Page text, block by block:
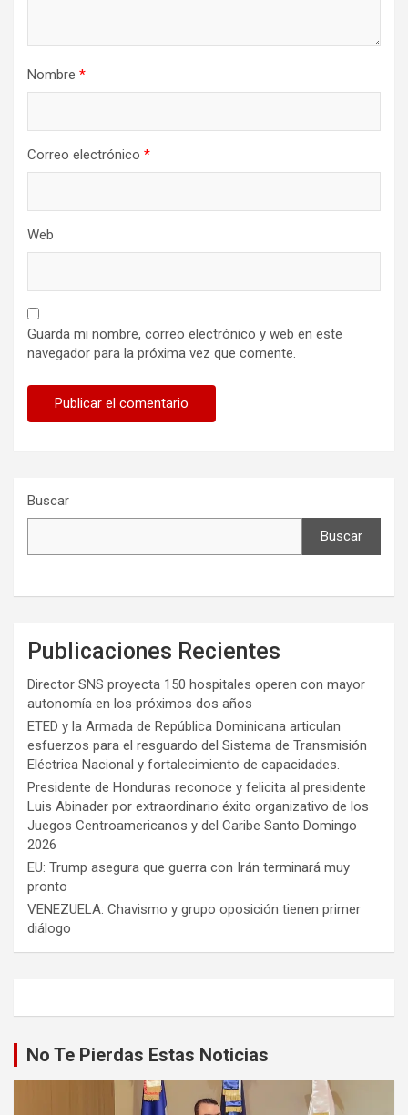
Nombre *
Correo electrónico *
Web
Guarda mi nombre, correo electrónico y web en este
navegador para la próxima vez que comente.
Buscar
Buscar
Publicaciones Recientes
Director SNS proyecta 150 hospitales operen con mayor
autonomía en los próximos dos años
ETED y la Armada de República Dominicana articulan
esfuerzos para el resguardo del Sistema de Transmisión
Eléctrica Nacional y fortalecimiento de capacidades.
Presidente de Honduras reconoce y felicita al presidente
Luis Abinader por extraordinario éxito organizativo de los
Juegos Centroamericanos y del Caribe Santo Domingo
2026
EU: Trump asegura que guerra con Irán terminará muy
pronto
VENEZUELA: Chavismo y grupo oposición tienen primer
diálogo
No Te Pierdas Estas Noticias